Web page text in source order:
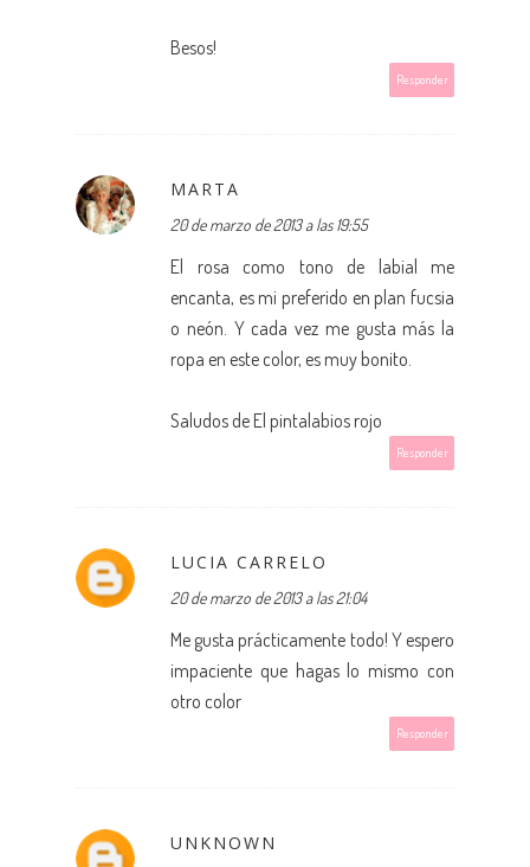
Besos!
Responder
MARTA
20 de marzo de 2013 a las 19:55
El rosa como tono de labial me
encanta, es mi preferido en plan fucsia
o neón. Y cada vez me gusta más la
ropa en este color, es muy bonito.
Saludos de El pintalabios rojo
Responder
LUCIA CARRELO
20 de marzo de 2013 a las 21:04
Me gusta prácticamente todo! Y espero
impaciente que hagas lo mismo con
otro color
Responder
UNKNOWN